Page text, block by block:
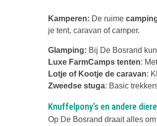
Kamperen: De ruime
je tent, caravan of camper.
Glamping: Bij De Bosrand
Luxe FarmCamps tenten:
Lotje of Kootje de caravan:
Zweedse stuga: Basic
Knuffelpony’s en andere
Op De Bosrand draait alles